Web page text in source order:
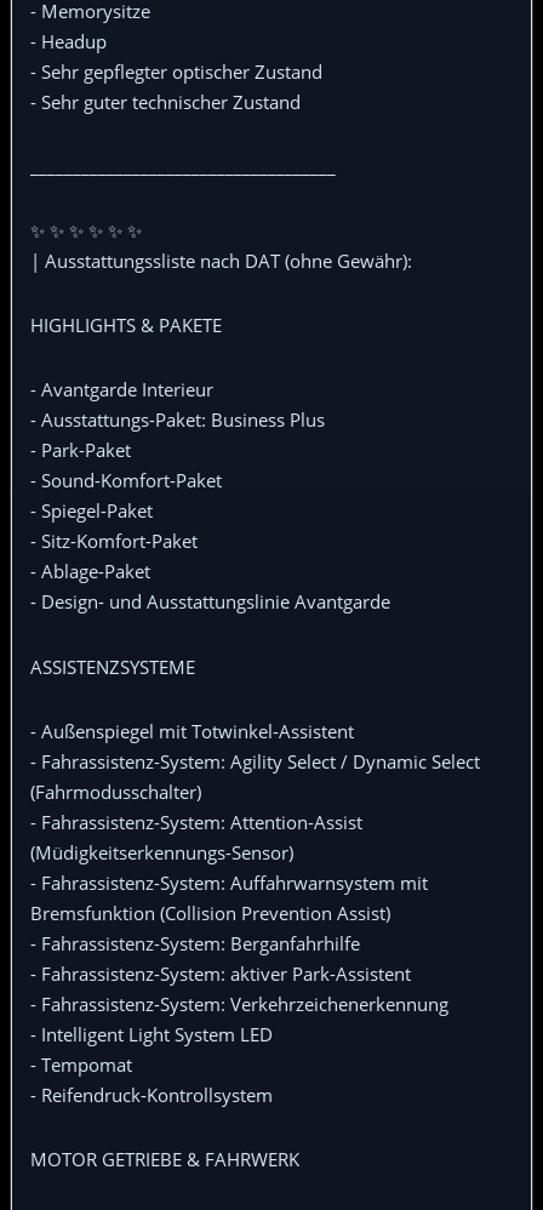
- Memorysitze
- Headup
- Sehr gepflegter optischer Zustand
- Sehr guter technischer Zustand
✨ ✨ ✨ ✨ ✨ ✨
| Ausstattungssliste nach DAT (ohne Gewähr):
HIGHLIGHTS & PAKETE
- Avantgarde Interieur
- Ausstattungs-Paket: Business Plus
- Park-Paket
- Sound-Komfort-Paket
- Spiegel-Paket
- Sitz-Komfort-Paket
- Ablage-Paket
- Design- und Ausstattungslinie Avantgarde
ASSISTENZSYSTEME
- Außenspiegel mit Totwinkel-Assistent
- Fahrassistenz-System: Agility Select / Dynamic Select
(Fahrmodusschalter)
- Fahrassistenz-System: Attention-Assist
(Müdigkeitserkennungs-Sensor)
- Fahrassistenz-System: Auffahrwarnsystem mit
Bremsfunktion (Collision Prevention Assist)
- Fahrassistenz-System: Berganfahrhilfe
- Fahrassistenz-System: aktiver Park-Assistent
- Fahrassistenz-System: Verkehrzeichenerkennung
- Intelligent Light System LED
- Tempomat
- Reifendruck-Kontrollsystem
MOTOR GETRIEBE & FAHRWERK